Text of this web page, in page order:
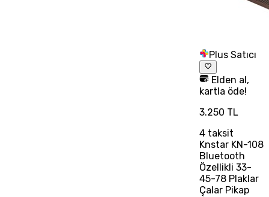
Plus Satıcı
Elden al,
kartla öde!
3.250 TL
4taksit
Knstar KN-108
Bluetooth
Özellikli 33-
45-78 Plaklar
Çalar Pikap